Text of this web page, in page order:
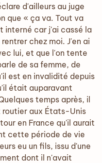
d'ailleurs au juge
que « ça va. Tout va
interné car j'ai cassé la
chez moi. J'en ai
lui, et que l'on tente
de sa femme, de
est en invalidité depuis
était auparavant
temps après, il
aux États-Unis
en France qu'il aurait
cette période de vie
eu un fils, issu d'une
dont il n'avait